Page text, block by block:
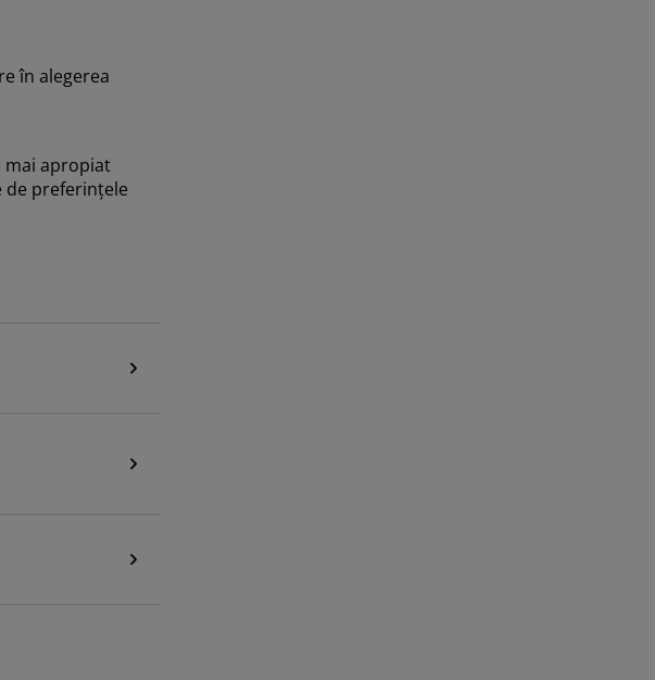
în alegerea
mai apropiat
de preferințele